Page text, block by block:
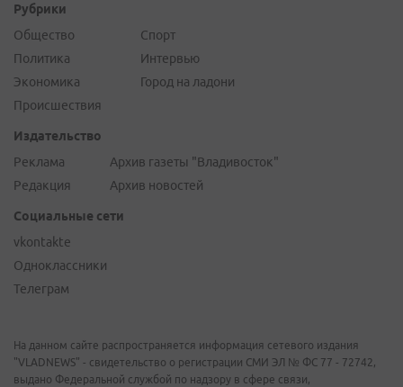
Рубрики
Общество
Политика
Экономика
Происшествия
Спорт
Интервью
Город на ладони
Издательство
Реклама
Редакция
Архив газеты "Владивосток"
Архив новостей
Социальные сети
vkontakte
Одноклассники
Телеграм
На данном сайте распространяется информация сетевого издания
"VLADNEWS" - свидетельство о регистрации СМИ ЭЛ № ФС 77 - 72742,
выдано Федеральной службой по надзору в сфере связи,